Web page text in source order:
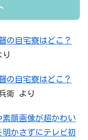
の自宅寮はどこ？
り
の自宅寮はどこ？
衛 より
顔画像が超かわい
かさずにテレビ初